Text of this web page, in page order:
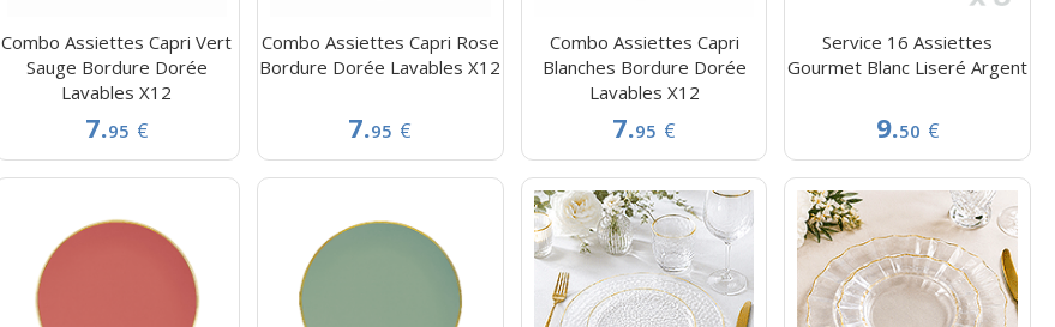
Combo Assiettes Capri Vert
Sauge Bordure Dorée
Lavables X12
7.95 €
Combo Assiettes Capri Rose
Bordure Dorée Lavables X12
7.95 €
Combo Assiettes Capri
Blanches Bordure Dorée
Lavables X12
7.95 €
Service 16 Assiettes
Gourmet Blanc Liseré Argent
9.50 €